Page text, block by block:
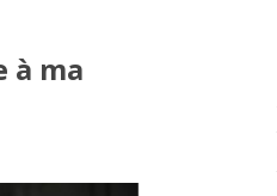
à ma